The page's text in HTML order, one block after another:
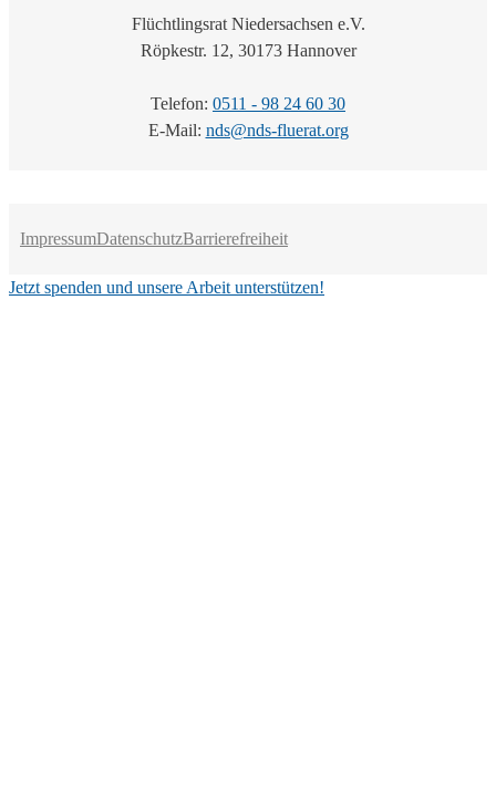
Flüchtlingsrat Niedersachsen e.V.
Röpkestr. 12, 30173 Hannover
Telefon: 0511 - 98 24 60 30
E-Mail: nds@nds-fluerat.org
ImpressumDatenschutzBarrierefreiheit
Jetzt spenden und unsere Arbeit unterstützen!